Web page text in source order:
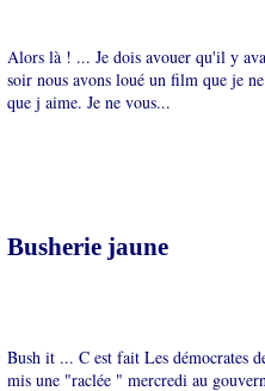
Alors là ! ... Je dois avouer qu'il y
soir nous avons loué un film que je
que j aime. Je ne vous...
Busherie jaune
Bush it ... C est fait Les démocrates
mis une "raclée " mercredi au